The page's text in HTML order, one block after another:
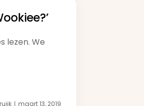
lezen. We
| maart 13, 2019